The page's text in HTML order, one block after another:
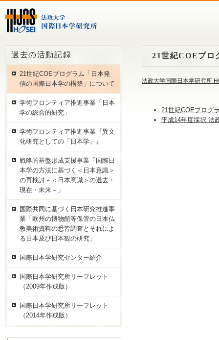
21世紀COEプロ
法政大学国際日本学研究所
21世紀COEプログ
平成14年度採択 法
過去の活動記録
21世紀COEプログラム「日本発
信の国際日本学の構築」について
学術フロンティア推進事業「日本
学の総合的研究」
学術フロンティア推進事業『異文
化研究としての「日本学」』
戦略的基盤形成支援事業「国際日
本学の方法に基づく＜日本意識＞
の再検討－＜日本意識＞の過去・
現在・未来－」
国際共同に基づく日本研究推進事
業「欧州の博物館等保管の日本仏
教美術資料の悉皆調査とそれによ
る日本及び日本観の研究」
国際日本学研究センター紹介
国際日本学研究所リーフレット
（2009年作成版）
国際日本学研究所リーフレット
（2014年作成版）